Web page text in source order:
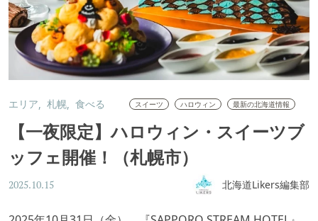
エリア 札幌 食べる スイーツ ハロウィン 最新の北海道情報
【一夜限定】ハロウィン・スイーツブ
ッフェ開催！（札幌市）
2025.10.15 北海道Likers編集部